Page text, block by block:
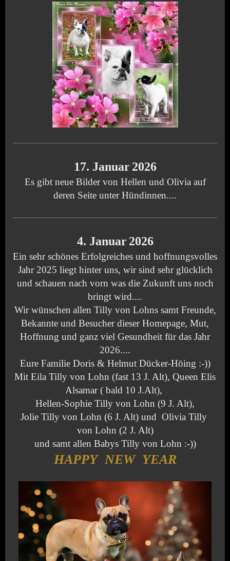
17. Januar 2026
Es gibt neue Bilder von Hellen und Olivia auf
deren Seite unter Hündinnen....
4. Januar 2026
Ein sehr schönes Erfolgreiches und hoffnungsvolles
Jahr 2025 liegt hinter uns, wir sind sehr glücklich
und schauen nach vorn was die Zukunft uns noch
bringt wird....
Wir wünschen allen Tilly von Lohns samt Freunde,
Bekannte und Besucher dieser Homepage, Mut,
Hoffnung und ganz viel Gesundheit für das Jahr
2026....
Eure Familie Doris & Helmut Dücker-Höing :-))
Mit Eila Tilly von Lohn (fast 13 J. Alt), Queen Elis
Alsamar ( bald 10 J.Alt),
Hellen-Sophie Tilly von Lohn (9 J. Alt),
Jolie Tilly von Lohn (6 J. Alt) und Olivia Tilly
von Lohn (2 J. Alt)
und samt allen Babys Tilly von Lohn :-))
HAPPY NEW YEAR